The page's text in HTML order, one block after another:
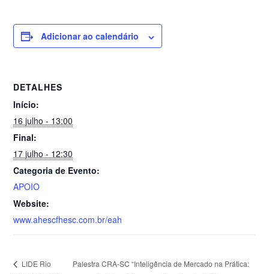
c
e
o
o
k
tt
er
k
e
at
s
ss
e
tF
ri
Adicionar ao calendário
DETALHES
Início:
16 julho - 13:00
Final:
17 julho - 12:30
Categoria de Evento:
APOIO
Website:
www.ahescfhesc.com.br/eah
LIDE Rio
Palestra CRA-SC “Inteligência de Mercado na Prática: